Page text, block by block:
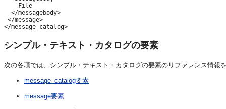
    File
  </messagebody>
</message>
</message_catalog>
シンプル・テキスト・カタログの要素
次の各項では、シンプル・テキスト・カタログの要素のリファレンス情報
message_catalog要素
message要素